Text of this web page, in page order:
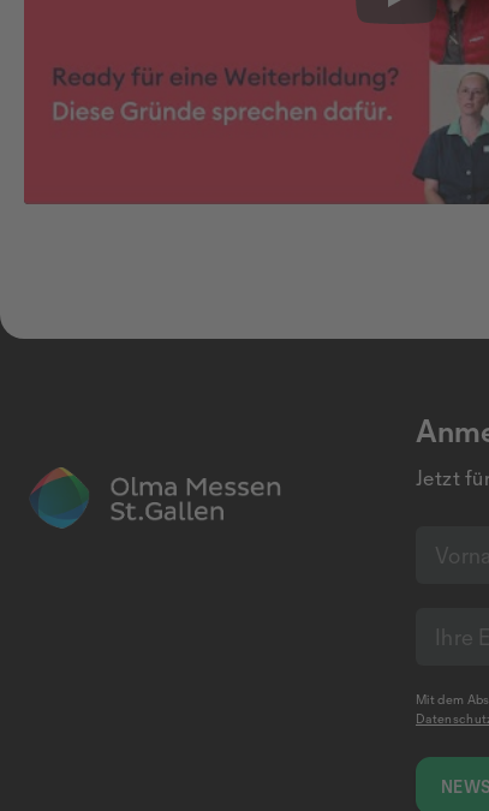
Play
Jetzt
Mit dem